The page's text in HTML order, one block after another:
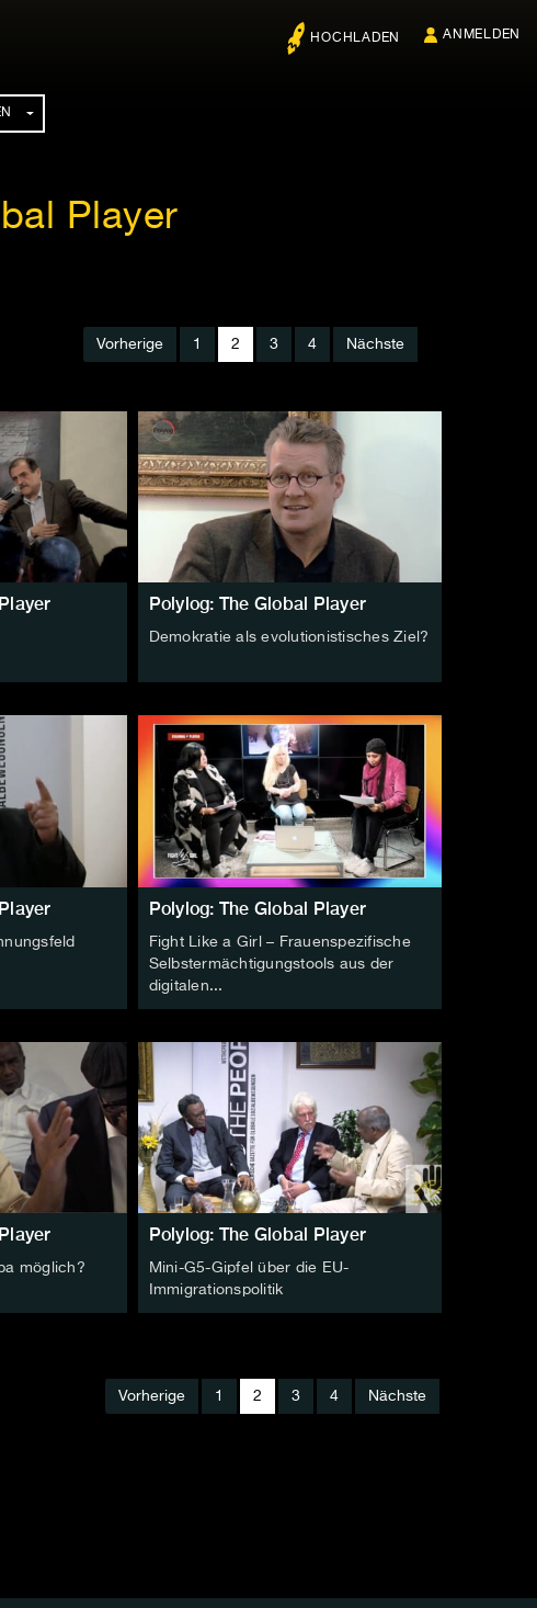
HOCHLADEN ANMELDEN
Player
Vorherige 1 2 3 4 Nächste
Polylog: The Global Player
Demokratie als evolutionistisches Ziel?
Polylog: The Global Player
Fight Like a Girl – Frauenspezifische
Selbstermächtigungstools aus der
digitalen...
möglich?
Polylog: The Global Player
Mini-G5-Gipfel über die EU-
Immigrationspolitik
Vorherige 1 2 3 4 Nächste